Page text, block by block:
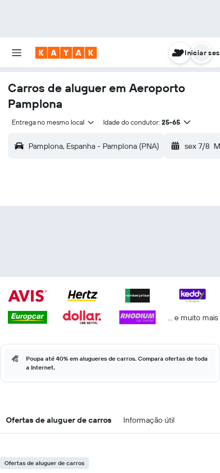
Iniciar
Carros de aluguer em Aeroporto
Pamplona
Entrega no mesmo local Idade do condutor: 25-65
Pamplona, Espanha - Pamplona (PNA) sex 7/8
... e muito mais
Poupa até 40% em alugueres de carros. Compara ofertas de toda
a Internet.
Ofertas de aluguer de carros Informação útil
Ofertas de aluguer de carros